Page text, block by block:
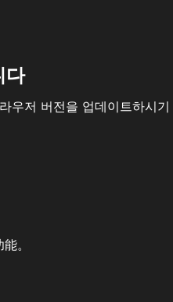
다
우저 버전을 업데이트하시기
。